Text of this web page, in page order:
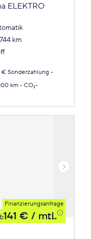
ELEKTRO
km
Sonderzahlung
km
CO₂-
Finanzierungsanfrage
141 € / mtl.